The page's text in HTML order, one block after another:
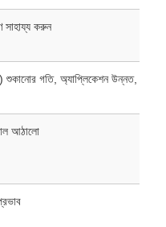
করুন
শুকানোর গতি, অ্যাপ্লিকেশন উন্নত,
আঠালো